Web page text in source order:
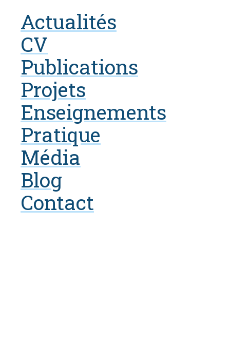
Actualités
CV
Publications
Projets
Enseignements
Pratique
Média
Blog
Contact